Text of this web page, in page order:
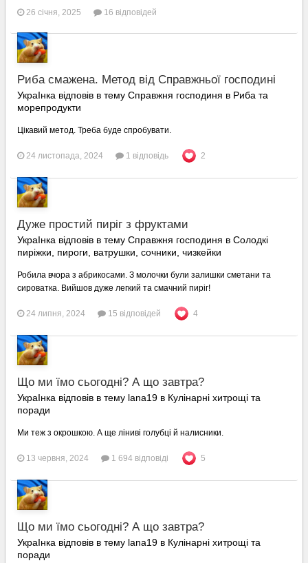
26 січня, 2025 16 відповідей
Риба смажена. Метод від Справжньої господині
УкраІнка відповів в тему Справжня господиня в Риба та
морепродукти
Цікавий метод. Треба буде спробувати.
24 листопада, 2024 1 відповідь 2
Дуже простий пиріг з фруктами
УкраІнка відповів в тему Справжня господиня в Солодкі
пиріжки, пироги, ватрушки, сочники, чизкейки
Робила вчора з абрикосами. З молочки були залишки сметани та
сироватка. Вийшов дуже легкий та смачний пиріг!
24 липня, 2024 15 відповідей 4
Що ми їмо сьогодні? А що завтра?
УкраІнка відповів в тему lana19 в Кулінарні хитрощі та
поради
Ми теж з окрошкою. А ще ліниві голубці й налисники.
13 червня, 2024 1 694 відповіді 5
Що ми їмо сьогодні? А що завтра?
УкраІнка відповів в тему lana19 в Кулінарні хитрощі та
поради